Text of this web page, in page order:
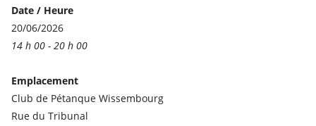
Date / Heure
20/06/2026
14 h 00 - 20 h 00
Emplacement
Club de Pétanque Wissembourg
Rue du Tribunal